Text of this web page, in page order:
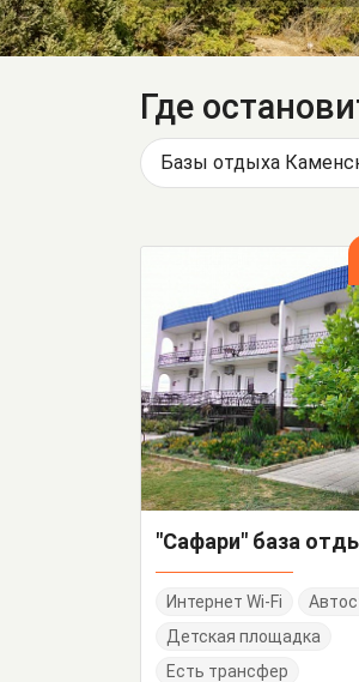
Где
Базы отдыха
"Сафари" база
Интернет Wi-Fi
Детская площадка
Есть трансфер